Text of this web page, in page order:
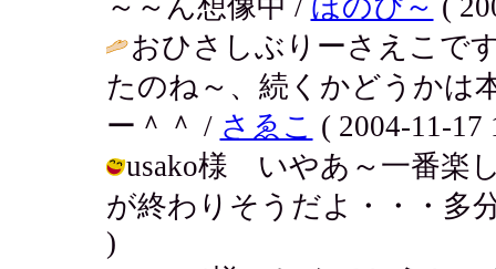
おひさしぶりーさえこで
たのね～、続くかどうかは
ー＾＾ / さゑこ ( 2004-11-17
usako様 いやあ～一番楽
が終わりそうだよ・・・多
)